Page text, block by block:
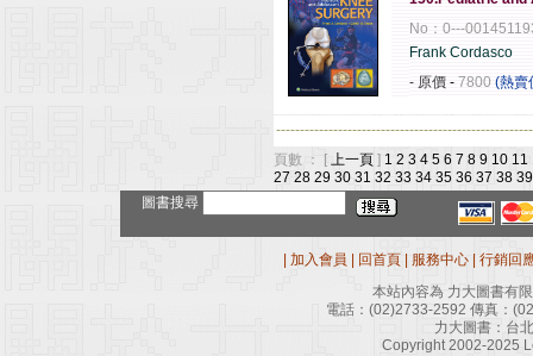
No：0---
Frank Cordasco
- 原價 - 7800 (熱賣
頁數 ： [ 上一頁 ] 1 2 3 4 5 6 7 8 9 10 11
27 28 29 30 31 32 33 34 35 36 37 38 39
圖書搜尋
加入會員 回首頁 服務中心
行銷回
本站內容為 力大圖書有
電話： (02)2733-2592 傳真：
力大圖書：台
Copyright 2002-2025